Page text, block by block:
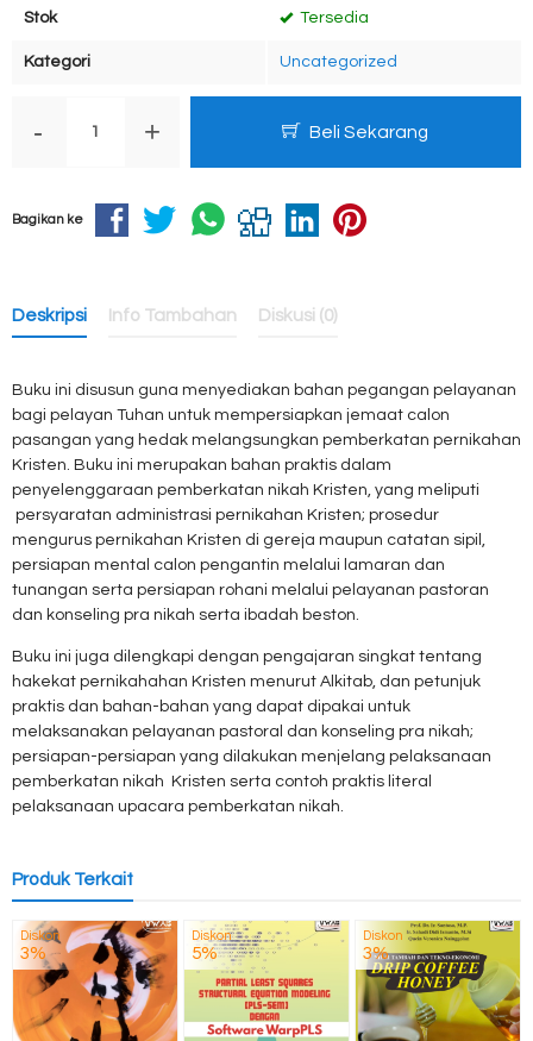
Stok Tersedia
Kategori Uncategorized
- + Beli Sekarang
Bagikan ke
Deskripsi Info Tambahan Diskusi (0)
Buku ini disusun guna menyediakan bahan pegangan pelayanan
bagi pelayan Tuhan untuk mempersiapkan jemaat calon
pasangan yang hedak melangsungkan pemberkatan pernikahan
Kristen. Buku ini merupakan bahan praktis dalam
penyelenggaraan pemberkatan nikah Kristen, yang meliputi
persyaratan administrasi pernikahan Kristen; prosedur
mengurus pernikahan Kristen di gereja maupun catatan sipil,
persiapan mental calon pengantin melalui lamaran dan
tunangan serta persiapan rohani melalui pelayanan pastoran
dan konseling pra nikah serta ibadah beston.
Buku ini juga dilengkapi dengan pengajaran singkat tentang
hakekat pernikahahan Kristen menurut Alkitab, dan petunjuk
praktis dan bahan-bahan yang dapat dipakai untuk
melaksanakan pelayanan pastoral dan konseling pra nikah;
persiapan-persiapan yang dilakukan menjelang pelaksanaan
pemberkatan nikah Kristen serta contoh praktis literal
pelaksanaan upacara pemberkatan nikah.
Produk Terkait
Diskon
3%
Diskon
5%
Diskon
3%